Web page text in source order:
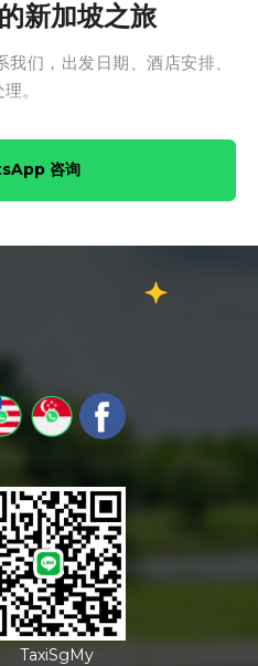
新加坡之旅
们，出发日期、酒店安排、
。
咨询
TaxiSgMy